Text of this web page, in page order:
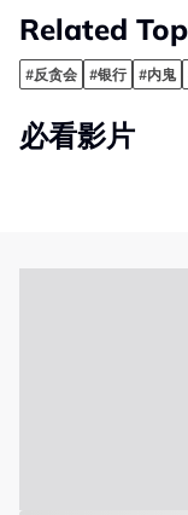
Related
#反贪会 #银行 #内鬼
必看影片